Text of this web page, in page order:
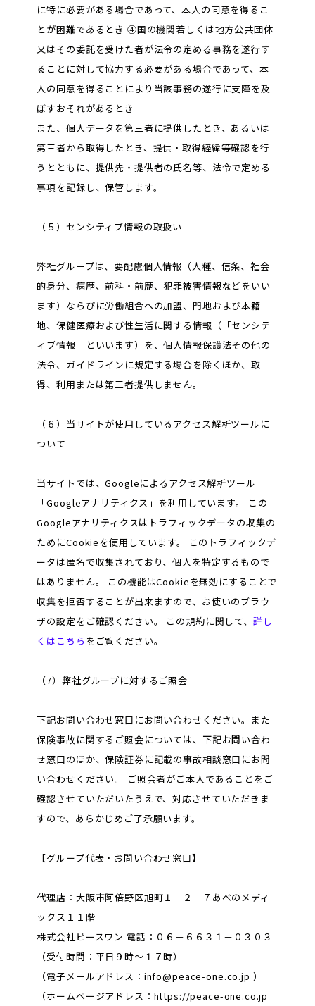
に特に必要がある場合であって、本人の同意を得るこ
とが困難であるとき ④国の機関若しくは地方公共団体
又はその委託を受けた者が法令の定める事務を遂行す
ることに対して協力する必要がある場合であって、本
人の同意を得ることにより当該事務の遂行に支障を及
ぼすおそれがあるとき
また、個人データを第三者に提供したとき、あるいは
第三者から取得したとき、提供・取得経緯等確認を行
うとともに、提供先・提供者の氏名等、法令で定める
事項を記録し、保管します。
（５）センシティブ情報の取扱い
弊社グループは、要配慮個人情報（人種、信条、社会
的身分、病歴、前科・前歴、犯罪被害情報などをいい
ます）ならびに労働組合への加盟、門地および本籍
地、保健医療および性生活に関する情報（「センシテ
ィブ情報」といいます）を、個人情報保護法その他の
法令、ガイドラインに規定する場合を除くほか、取
得、利用または第三者提供しません。
（６）当サイトが使用しているアクセス解析ツールに
ついて
当サイトでは、Googleによるアクセス解析ツール
「Googleアナリティクス」を利用しています。 この
Googleアナリティクスはトラフィックデータの収集の
ためにCookieを使用しています。 このトラフィックデ
ータは匿名で収集されており、個人を特定するもので
はありません。 この機能はCookieを無効にすることで
収集を拒否することが出来ますので、お使いのブラウ
ザの設定をご確認ください。 この規約に関して、 詳し
くはこちら をご覧ください。
（7）弊社グループに対するご照会
下記お問い合わせ窓口にお問い合わせください。また
保険事故に関するご照会については、下記お問い合わ
せ窓口のほか、保険証券に記載の事故相談窓口にお問
い合わせください。 ご照会者がご本人であることをご
確認させていただいたうえで、対応させていただきま
すので、あらかじめご了承願います。
【グループ代表・お問い合わせ窓口】
代理店：大阪市阿倍野区旭町１－２－７あべのメディ
ックス１１階
株式会社ピースワン 電話：０６－６６３１－０３０３
（受付時間：平日９時～１７時）
（電子メールアドレス：info@peace-one.co.jp ）
（ホームページアドレス：https://peace-one.co.jp